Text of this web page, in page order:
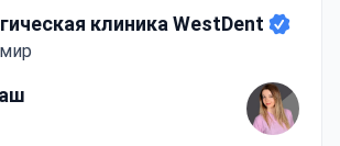
клиника WestDent